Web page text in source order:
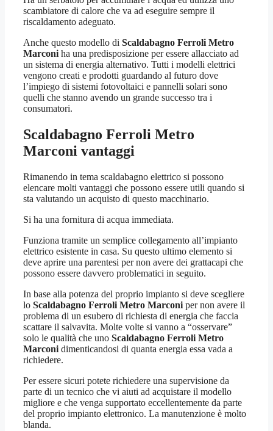
scambiatore di calore che va ad eseguire sempre il
riscaldamento adeguato.
Anche questo modello di Scaldabagno Ferroli Metro
Marconi ha una predisposizione per essere allacciato ad
un sistema di energia alternativo. Tutti i modelli elettrici
vengono creati e prodotti guardando al futuro dove
l’impiego di sistemi fotovoltaici e pannelli solari sono
quelli che stanno avendo un grande successo tra i
consumatori.
Scaldabagno Ferroli Metro
Marconi vantaggi
Rimanendo in tema scaldabagno elettrico si possono
elencare molti vantaggi che possono essere utili quando si
sta valutando un acquisto di questo macchinario.
Si ha una fornitura di acqua immediata.
Funziona tramite un semplice collegamento all’impianto
elettrico esistente in casa. Su questo ultimo elemento si
deve aprire una parentesi per non avere dei grattacapi che
possono essere davvero problematici in seguito.
In base alla potenza del proprio impianto si deve scegliere
lo Scaldabagno Ferroli Metro Marconi per non avere il
problema di un esubero di richiesta di energia che faccia
scattare il salvavita. Molte volte si vanno a “osservare”
solo le qualità che uno Scaldabagno Ferroli Metro
Marconi dimenticandosi di quanta energia essa vada a
richiedere.
Per essere sicuri potete richiedere una supervisione da
parte di un tecnico che vi aiuti ad acquistare il modello
migliore e che venga supportato eccellentemente da parte
del proprio impianto elettronico. La manutenzione è molto
blanda.